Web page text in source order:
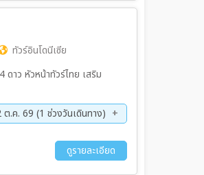
ทัวร์อินโดนีเซีย
าว หัวหน้าทัวร์ไทย เสริม
.ค. 69 (1 ช่วงวันเดินทาง)
ดูรายละเอียด